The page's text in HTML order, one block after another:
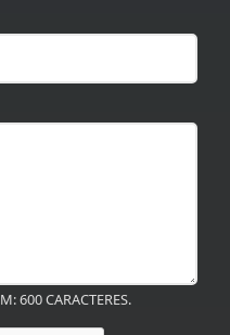
600 CARACTERES.